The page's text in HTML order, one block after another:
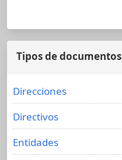
Tipos de documentos
Direcciones
Directivos
Entidades